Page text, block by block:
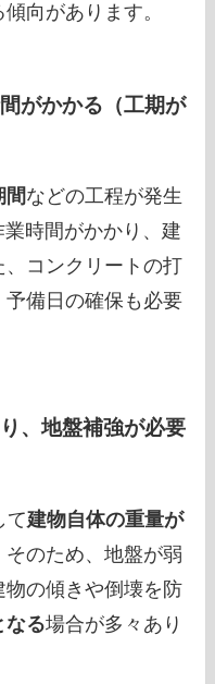
向があります。
がかかる（工期が
間などの工程が発生
時間がかかり、建
コンクリートの打
予備日の確保も必要
、地盤補強が必要
て建物自体の重量が
のため、地盤が弱
の傾きや倒壊を防
なる場合が多々あり